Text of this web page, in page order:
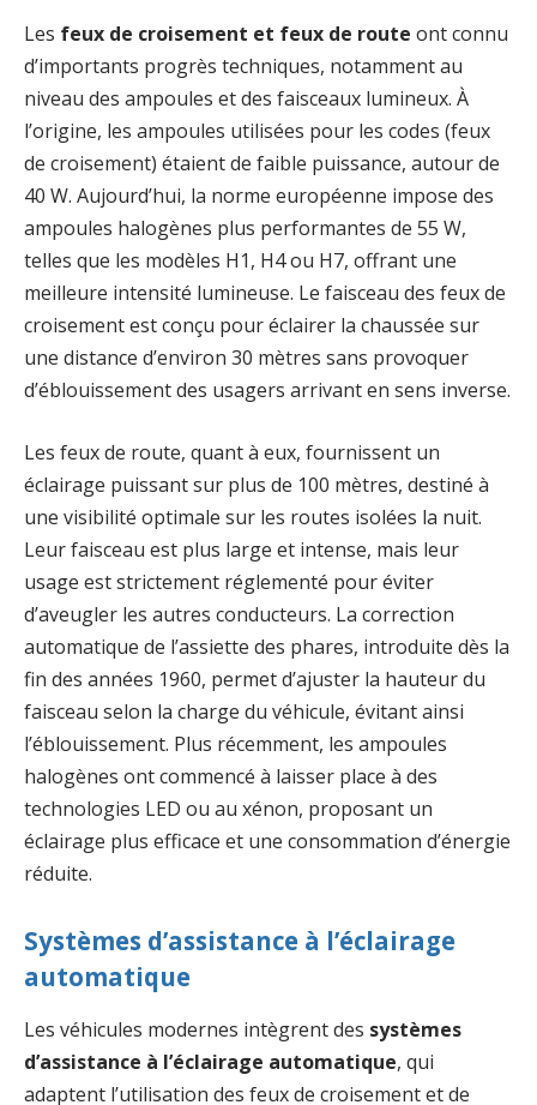
Les feux de croisement et feux de route ont connu
d’importants progrès techniques, notamment au
niveau des ampoules et des faisceaux lumineux. À
l’origine, les ampoules utilisées pour les codes (feux
de croisement) étaient de faible puissance, autour de
40 W. Aujourd’hui, la norme européenne impose des
ampoules halogènes plus performantes de 55 W,
telles que les modèles H1, H4 ou H7, offrant une
meilleure intensité lumineuse. Le faisceau des feux de
croisement est conçu pour éclairer la chaussée sur
une distance d’environ 30 mètres sans provoquer
d’éblouissement des usagers arrivant en sens inverse.
Les feux de route, quant à eux, fournissent un
éclairage puissant sur plus de 100 mètres, destiné à
une visibilité optimale sur les routes isolées la nuit.
Leur faisceau est plus large et intense, mais leur
usage est strictement réglementé pour éviter
d’aveugler les autres conducteurs. La correction
automatique de l’assiette des phares, introduite dès la
fin des années 1960, permet d’ajuster la hauteur du
faisceau selon la charge du véhicule, évitant ainsi
l’éblouissement. Plus récemment, les ampoules
halogènes ont commencé à laisser place à des
technologies LED ou au xénon, proposant un
éclairage plus efficace et une consommation d’énergie
réduite.
Systèmes d’assistance à l’éclairage
automatique
Les véhicules modernes intègrent des systèmes
d’assistance à l’éclairage automatique, qui
adaptent l’utilisation des feux de croisement et de